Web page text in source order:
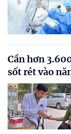
Cần hơn
sốt rét vào